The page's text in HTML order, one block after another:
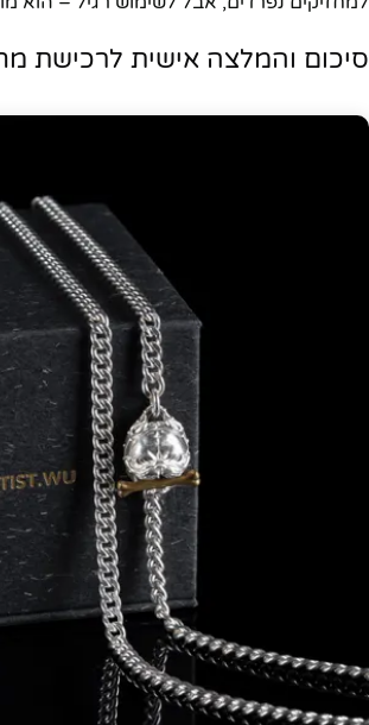
סיכום והמלצה אישית לרכישת